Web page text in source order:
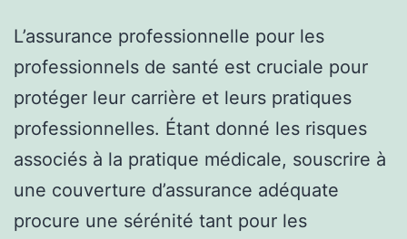
L’assurance professionnelle pour les
professionnels de santé est cruciale pour
protéger leur carrière et leurs pratiques
professionnelles. Étant donné les risques
associés à la pratique médicale, souscrire à
une couverture d’assurance adéquate
procure une sérénité tant pour les